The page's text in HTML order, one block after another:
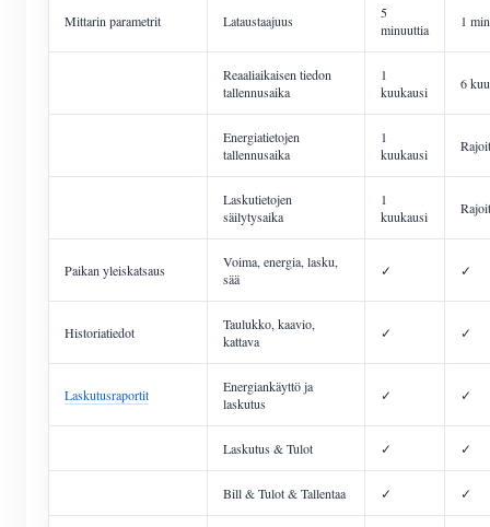
Mittarin parametrit Lataustaajuus
5
minuuttia
1
Reaaliaikaisen tiedon
tallennusaika
1
kuukausi
6
Energiatietojen
tallennusaika
1
kuukausi
Laskutietojen
säilytysaika
1
kuukausi
Paikan yleiskatsaus
Voima, energia, lasku,
sää
✓ ✓
Historiatiedot
Taulukko, kaavio,
kattava
✓ ✓
Laskutusraportit
Energiankäyttö ja
laskutus
✓ ✓
Laskutus & Tulot ✓ ✓
Bill & Tulot & Tallentaa ✓ ✓